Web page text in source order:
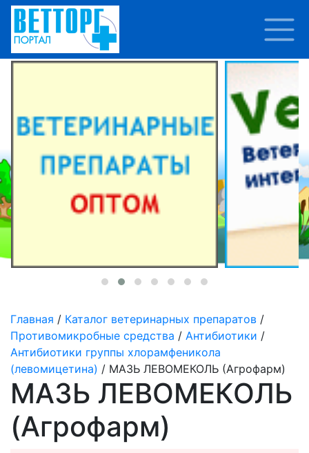
Главная / Каталог ветеринарных препаратов /
Противомикробные средства / Антибиотики /
Антибиотики группы хлорамфеникола
(левомицетина) / МАЗЬ ЛЕВОМЕКОЛЬ (Агрофарм)
МАЗЬ ЛЕВОМЕКОЛЬ
(Агрофарм)